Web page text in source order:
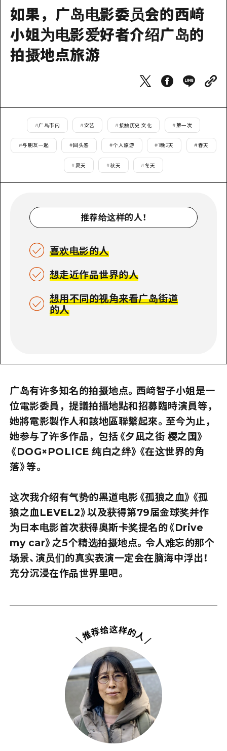
历史·文化
治愈
自然
半天
一日游
1晚2天
岛根
行李寄存和运送服务
广岛表情周游券
广岛免费无线上网
面向外国游客的街角旅游信息中心
常见问题解答
照片下载
灾难发生期间的交通信息
如果，广岛电影委员会的西﨑
小姐为电影爱好者介绍广岛的
拍摄地点旅游
#广岛市内 #安艺 #接触历史·文化 #第一次
#与朋友一起 #回头客 #个人旅游 #1晚2天 #春天
# 夏天 #秋天 #冬天
推荐给这样的人！
喜欢电影的人
想走近作品世界的人
想用不同的视角来看广岛街道
的人
广岛有许多知名的拍摄地点。西﨑智子小姐是一
位電影委員，提議拍攝地點和招募臨時演員等，
她將電影製作人和該地區聯繫起來。至今为止，
她参与了许多作品，包括《夕凪之街 樱之国》
《DOG×POLICE 纯白之绊》《在这世界的角
落》等。
这次我介绍有气势的黑道电影《孤狼之血》《孤
狼之血LEVEL2》以及获得第79届金球奖并作
为日本电影首次获得奥斯卡奖提名的《Drive
my car》之5个精选拍摄地点。令人难忘的那个
场景、演员们的真实表演一定会在脑海中浮出！
充分沉浸在作品世界里吧。